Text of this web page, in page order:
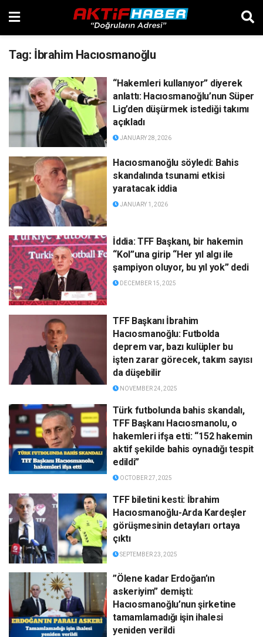
Tag: İbrahim Hacıosmanoğlu
“Hakemleri kullanıyor” diyerek
anlattı: Hacıosmanoğlu’nun Süper
Lig’den düşürmek istediği takımı
açıkladı
JANUARY 28, 2026
Hacıosmanoğlu söyledi: Bahis
skandalında tsunami etkisi
yaratacak iddia
JANUARY 1, 2026
İddia: TFF Başkanı, bir hakemin
“Kol”una girip “Her yıl algı ile
şampiyon oluyor, bu yıl yok” dedi
DECEMBER 15, 2025
TFF Başkanı İbrahim
Hacıosmanoğlu: Futbolda
deprem var, bazı kulüpler bu
işten zarar görecek, takım sayısı
da düşebilir
NOVEMBER 24, 2025
Türk futbolunda bahis skandalı,
TFF Başkanı Hacıosmanolu, o
hakemleri ifşa etti: “152 hakemin
aktif şekilde bahis oynadığı tespit
edildi”
OCTOBER 27, 2025
TFF biletini kesti: İbrahim
Hacıosmanoğlu-Arda Kardeşler
görüşmesinin detayları ortaya
çıktı
SEPTEMBER 23, 2025
”Ölene kadar Erdoğan’ın
askeriyim” demişti:
Hacıosmanoğlu’nun şirketine
tamamlamadığı işin ihalesi
yeniden verildi